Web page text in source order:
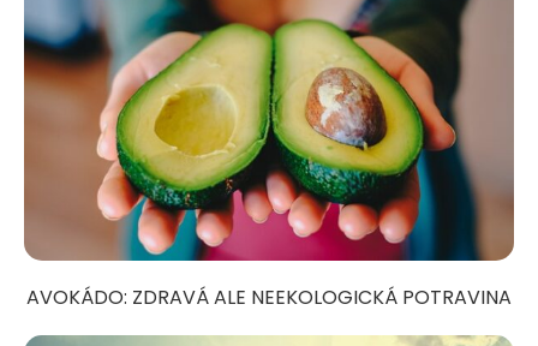
AVOKÁDO: ZDRAVÁ ALE NEEKOLOGICKÁ POTRAVINA